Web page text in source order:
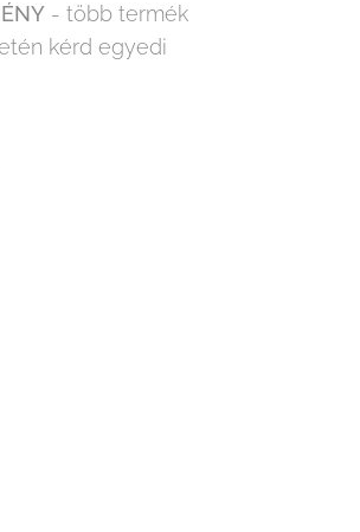
- több termék
kérd egyedi